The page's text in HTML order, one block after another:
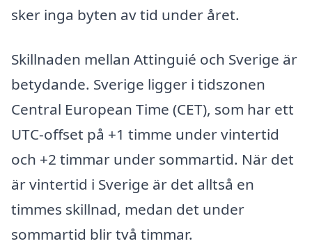
sker inga byten av tid under året.
Skillnaden mellan Attinguié och Sverige är
betydande. Sverige ligger i tidszonen
Central European Time (CET), som har ett
UTC-offset på +1 timme under vintertid
och +2 timmar under sommartid. När det
är vintertid i Sverige är det alltså en
timmes skillnad, medan det under
sommartid blir två timmar.